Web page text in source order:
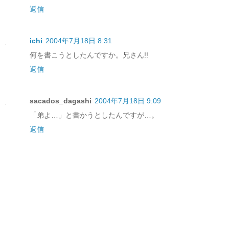
返信
ichi 2004年7月18日 8:31
何を書こうとしたんですか。兄さん!!
返信
sacados_dagashi 2004年7月18日 9:09
「弟よ…」と書かうとしたんですが…。
返信